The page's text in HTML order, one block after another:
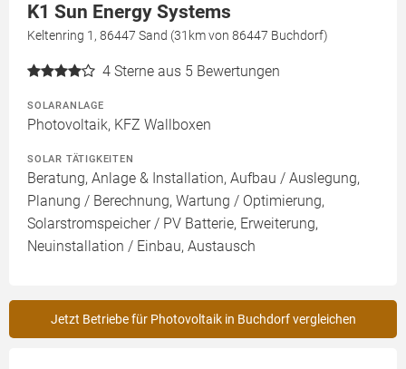
K1 Sun Energy Systems
Keltenring 1, 86447 Sand (31km von 86447 Buchdorf)
4 Sterne aus 5 Bewertungen
SOLARANLAGE
Photovoltaik, KFZ Wallboxen
SOLAR TÄTIGKEITEN
Beratung, Anlage & Installation, Aufbau / Auslegung,
Planung / Berechnung, Wartung / Optimierung,
Solarstromspeicher / PV Batterie, Erweiterung,
Neuinstallation / Einbau, Austausch
Jetzt Betriebe für Photovoltaik in Buchdorf vergleichen